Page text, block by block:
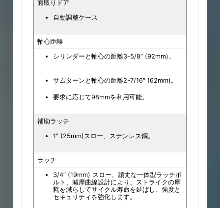
面取りドア
自動調整ケース
軸心距離
シリンダーと軸心の距離3-5/8″ (92mm)。
サムターンと軸心の距離2-7/16″ (62mm)。
要求に応じて98mmを利用可能。
補助ラッチ
1″ (25mm)スロー、ステンレス鋼。
ラッチ
3/4″ (19mm) スロー、頑丈な一体型ラッチボ
ルト、減摩曲線設計により、ストライクの摩
耗を減らしてサイクル寿命を延ばし、強度と
セキュリティを強化します。